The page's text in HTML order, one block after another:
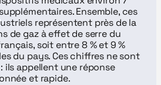
Ensemble, ces
représentent près de la
de gaz à effet de serre du
soit entre 8 % et 9 %
du pays. Ces chiffres ne sont
ils appellent une réponse
et rapide.